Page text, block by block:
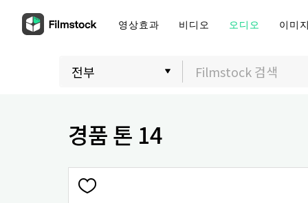
영상효과 비디오 오디오 이미
경품 톤 14